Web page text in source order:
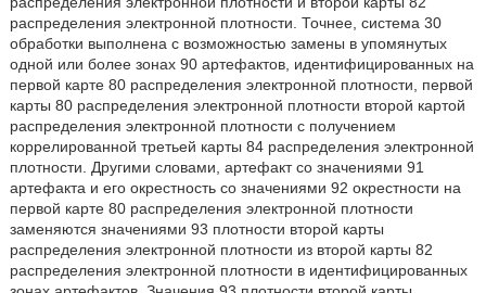
распределения электронной плотности. Точнее, система 30
обработки выполнена с возможностью замены в упомянутых
одной или более зонах 90 артефактов, идентифицированных на
первой карте 80 распределения электронной плотности, первой
карты 80 распределения электронной плотности второй картой
распределения электронной плотности с получением
коррелированной третьей карты 84 распределения электронной
плотности. Другими словами, артефакт со значениями 91
артефакта и его окрестность со значениями 92 окрестности на
первой карте 80 распределения электронной плотности
заменяются значениями 93 плотности второй карты
распределения электронной плотности из второй карты 82
распределения электронной плотности в идентифицированных